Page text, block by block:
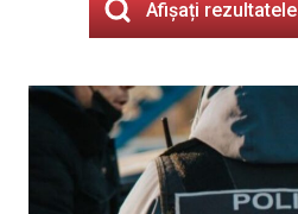
Afișați rezultatele